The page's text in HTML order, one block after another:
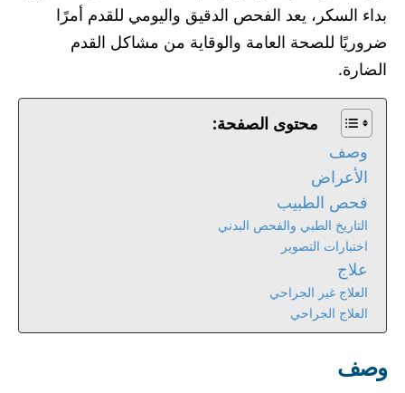
بداء السكر، يعد الفحص الدقيق واليومي للقدم أمرًا
ضروريًا للصحة العامة والوقاية من مشاكل القدم
الضارة.
محتوى الصفحة:
وصف
الأعراض
فحص الطبيب
التاريخ الطبي والفحص البدني
اختبارات التصوير
علاج
العلاج غير الجراحي
العلاج الجراحي
وصف